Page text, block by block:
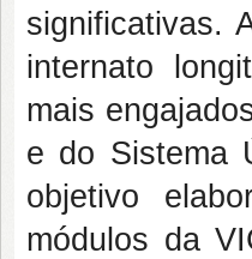
significativas.
internato
mais
e do Sistema
objetivo
módulos da